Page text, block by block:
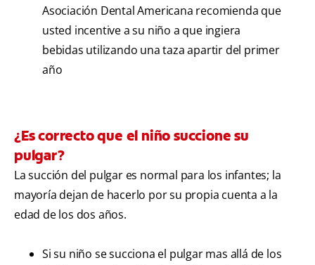
Asociación Dental Americana recomienda que
usted incentive a su niño a que ingiera
bebidas utilizando una taza apartir del primer
año
¿Es correcto que el niño succione su
pulgar?
La succión del pulgar es normal para los infantes; la
mayoría dejan de hacerlo por su propia cuenta a la
edad de los dos años.
Si su niño se succiona el pulgar mas allá de los